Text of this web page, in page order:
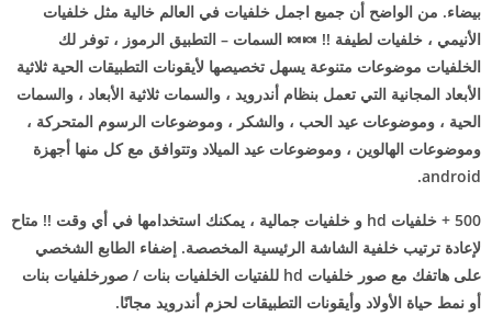
بيضاء. من الواضح أن جميع اجمل خلفيات في العالم خالية مثل خلفيات
الأنيمي ، خلفيات لطيفة !! 🍬🍬 السمات – التطبيق الرموز ، توفر لك
الخلفيات موضوعات متنوعة يسهل تخصيصها لأيقونات التطبيقات الحية ثلاثية
الأبعاد المجانية التي تعمل بنظام أندرويد ، والسمات ثلاثية الأبعاد ، والسمات
الحية ، وموضوعات عيد الحب ، والشكر ، وموضوعات الرسوم المتحركة ،
وموضوعات الهالوين ، وموضوعات عيد الميلاد وتتوافق مع كل منها أجهزة
android.
️500 + خلفيات hd و خلفيات جمالية ، يمكنك استخدامها في أي وقت !! متاح
لإعادة ترتيب خلفية الشاشة الرئيسية المخصصة. إضفاء الطابع الشخصي
على هاتفك مع صور خلفيات hd للفتيات الخلفيات بنات / صورخلفيات بنات
أو نمط حياة الأولاد وأيقونات التطبيقات لحزم أندرويد مجانًا.